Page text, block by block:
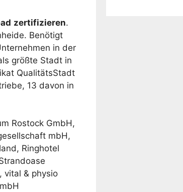
zertifizieren.
Benötigt
in der
größte Stadt in
QualitätsStadt
13 davon in
Rostock GmbH,
mbH,
Ringhotel
vital & physio